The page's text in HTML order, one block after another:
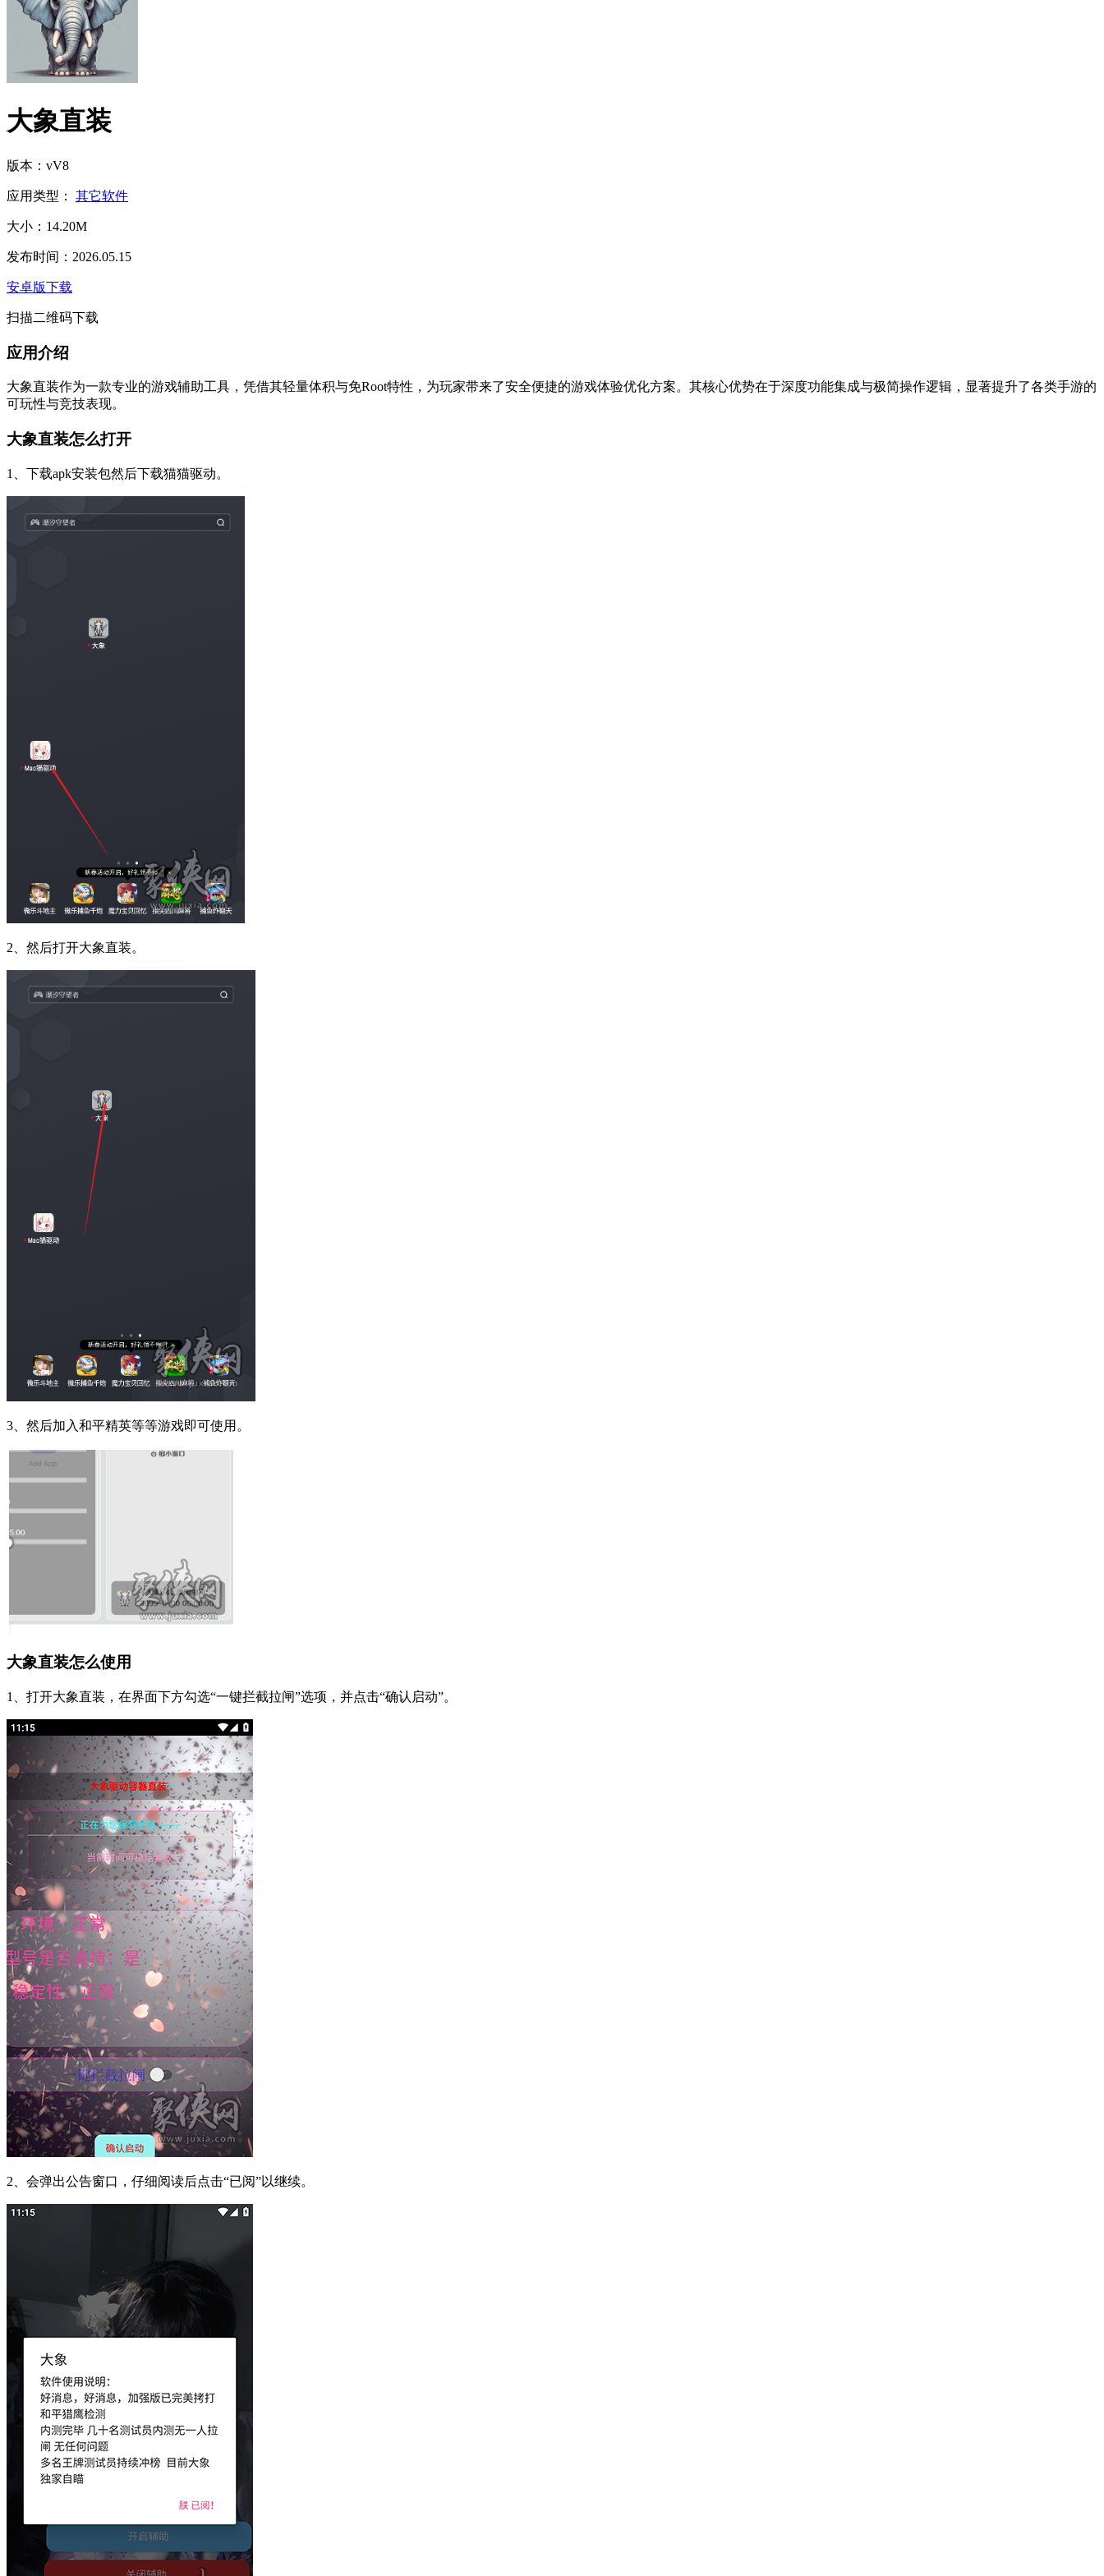
大象直装
版本：vV8
应用类型： 其它软件
大小：14.20M
发布时间：2026.05.15
安卓版下载
扫描二维码下载
应用介绍
大象直装作为一款专业的游戏辅助工具，凭借其轻量体积与免Root特性，为玩家带来了安全便捷的游戏体验优化方案。其核心优势在于深度功能集成与极简操作逻辑，显著提升了各类手游的
可玩性与竞技表现。
大象直装怎么打开
1、下载apk安装包然后下载猫猫驱动。
2、然后打开大象直装。
3、然后加入和平精英等等游戏即可使用。
大象直装怎么使用
1、打开大象直装，在界面下方勾选“一键拦截拉闸”选项，并点击“确认启动”。
2、会弹出公告窗口，仔细阅读后点击“已阅”以继续。